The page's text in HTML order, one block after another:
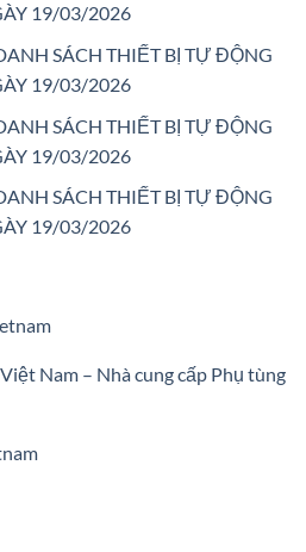
19/03/2026
SÁCH THIẾT BỊ TỰ ĐỘNG
19/03/2026
SÁCH THIẾT BỊ TỰ ĐỘNG
19/03/2026
SÁCH THIẾT BỊ TỰ ĐỘNG
19/03/2026
Nam – Nhà cung cấp Phụ tùng